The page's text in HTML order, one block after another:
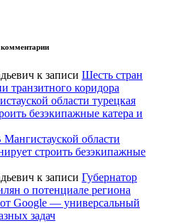
к записи Шесть стран
транзитного коридора
области турецкая
безэкипажные катера и
Мангистауской области
строить безэкипажные
к записи Губернатор
о потенциале региона
Google — универсальный
задач